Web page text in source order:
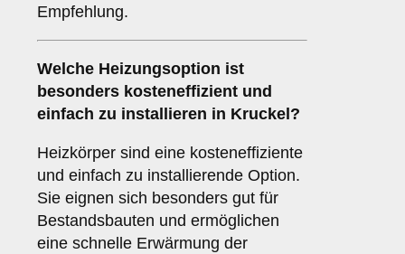
Empfehlung.
Welche Heizungsoption ist
besonders kosteneffizient und
einfach zu installieren in Kruckel?
Heizkörper sind eine kosteneffiziente
und einfach zu installierende Option.
Sie eignen sich besonders gut für
Bestandsbauten und ermöglichen
eine schnelle Erwärmung der